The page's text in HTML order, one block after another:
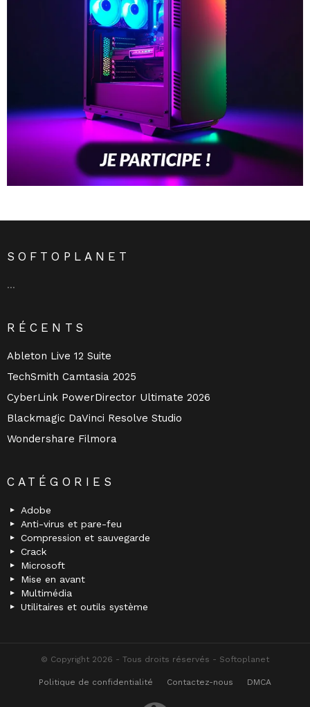
SOFTOPLANET
…
RÉCENTS
Ableton Live 12 Suite
TechSmith Camtasia 2025
CyberLink PowerDirector Ultimate 2026
Blackmagic DaVinci Resolve Studio
Wondershare Filmora
CATÉGORIES
Adobe
Anti-virus et pare-feu
Compression et sauvegarde
Crack
Microsoft
Mise en avant
Multimédia
Utilitaires et outils système
© Copyright 2026 - Tous droits réservés - Softoplanet
Politique de confidentialité Contactez-nous DMCA